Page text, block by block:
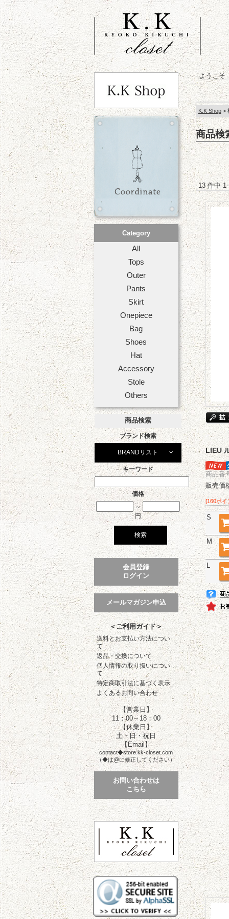
Category
All
Tops
Outer
Pants
Skirt
Onepiece
Bag
Shoes
Hat
Accessory
Stole
Others
商品検索
ブランド検索
BRANDリスト
キーワード
価格
～
円
会員登録
ログイン
メールマガジン申込
＜ご利用ガイド＞
送料とお支払い方法につい
て
返品・交換について
個人情報の取り扱いについ
て
特定商取引法に基づく表示
よくあるお問い合わせ
【営業日】
11：00～18：00
【休業日】
土・日・祝日
【Email】
contact◆store.kk-closet.com
（◆は@に修正してください）
お問い合わせは
こちら
ようこ
K.K Shop>
商品検
13 件中
LIEU
商品番
販売価
[160ポ
S
M
L